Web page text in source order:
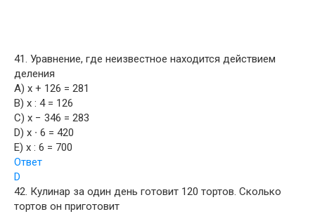
41. Уравнение, где неизвестное находится действием
деления
A) х + 126 = 281
B) х : 4 = 126
C) х − 346 = 283
D) х ∙ 6 = 420
E) х : 6 = 700
Ответ
D
42. Кулинар за один день готовит 120 тортов. Сколько
тортов он приготовит